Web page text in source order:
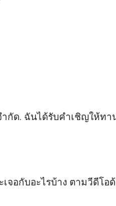
ำกัด. ฉันได้รับคำเชิญให้ท
จอกับอะไรบ้าง ตามวีดีโอ